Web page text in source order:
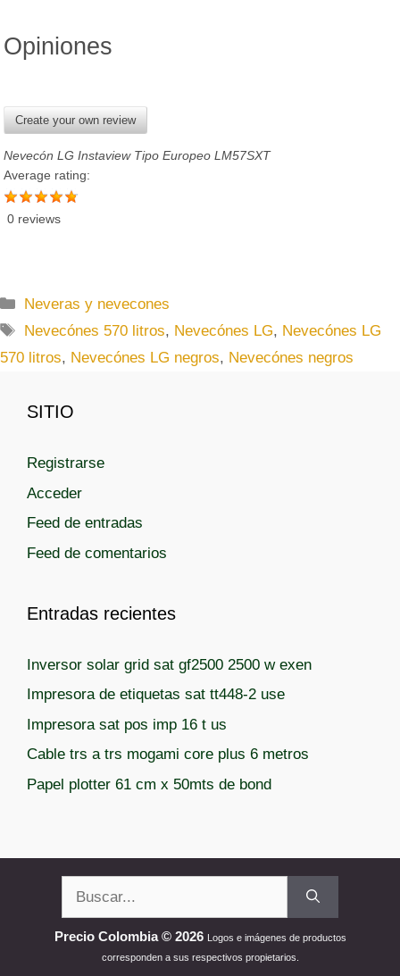
Opiniones
Create your own review
Nevecón LG Instaview Tipo Europeo LM57SXT
Average rating:
0 reviews
C
a
o
í
s
Neveras y nevecones
E
t
u
t
a
Nevecónes 570 litros, Nevecónes LG, Nevecónes LG
570 litros, Nevecónes LG negros, Nevecónes negros
SITIO
Registrarse
Acceder
Feed de entradas
Feed de comentarios
Entradas recientes
Inversor solar grid sat gf2500 2500 w exen
Impresora de etiquetas sat tt448-2 use
Impresora sat pos imp 16 t us
Cable trs a trs mogami core plus 6 metros
Papel plotter 61 cm x 50mts de bond
Precio Colombia © 2026 Logos e imágenes de productos
corresponden a sus respectivos propietarios.